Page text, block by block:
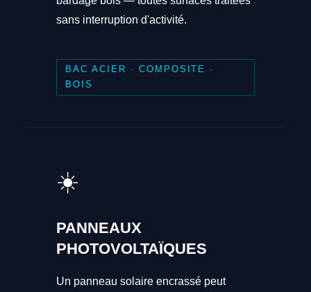
sans interruption d'activité.
BAC ACIER · COMPOSITE ·
BOIS
☀️
PANNEAUX
PHOTOVOLTAÏQUES
Un panneau solaire encrassé peut